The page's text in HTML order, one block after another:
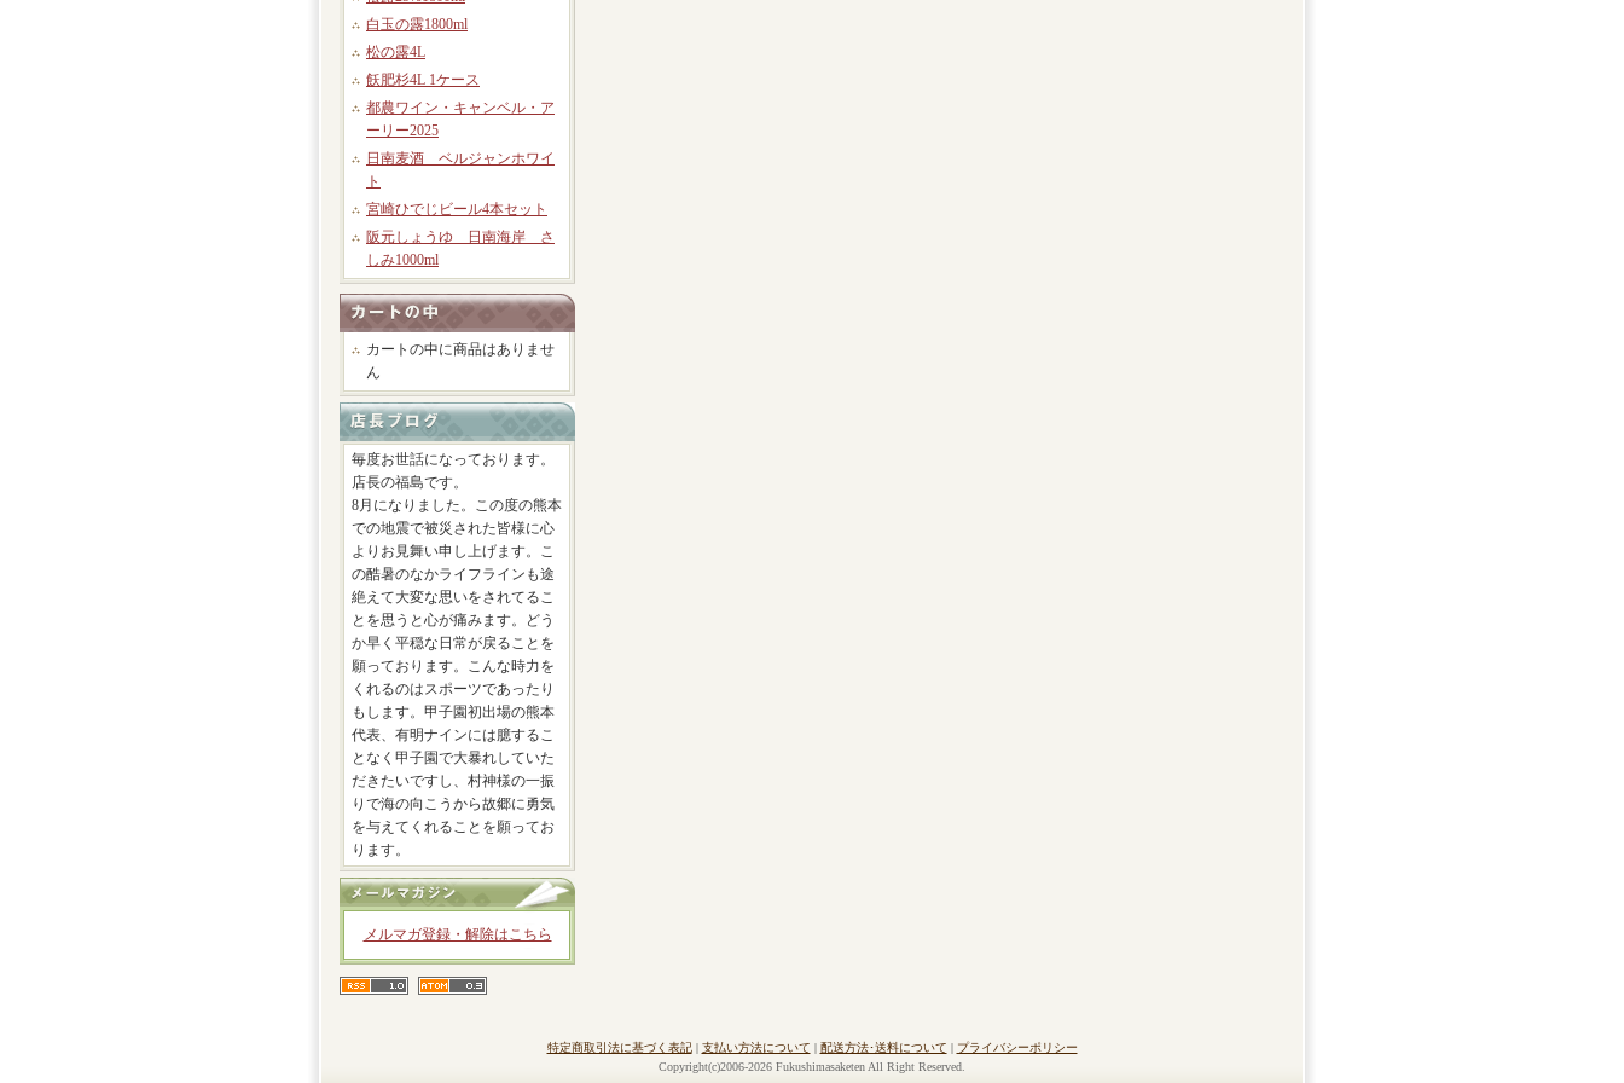
白玉の露1800ml
松の露4L
飫肥杉4L 1ケース
都農ワイン・キャンベル・ア
ーリー2025
日南麦酒 ベルジャンホワイ
ト
宮崎ひでじビール4本セット
阪元しょうゆ 日南海岸 さ
しみ1000ml
カートの中に商品はありませ
ん
毎度お世話になっております。
店長の福島です。
8月になりました。この度の熊本
での地震で被災された皆様に心
よりお見舞い申し上げます。こ
の酷暑のなかライフラインも途
絶えて大変な思いをされてるこ
とを思うと心が痛みます。どう
か早く平穏な日常が戻ることを
願っております。こんな時力を
くれるのはスポーツであったり
もします。甲子園初出場の熊本
代表、有明ナインには臆するこ
となく甲子園で大暴れしていた
だきたいですし、村神様の一振
りで海の向こうから故郷に勇気
を与えてくれることを願ってお
ります。
メルマガ登録・解除はこちら
特定商取引法に基づく表記| 支払い方法について | 配送方法･送料について | プライバシーポリシー
Copyright(c)2006-2026 Fukushimasaketen All Right Reserved.